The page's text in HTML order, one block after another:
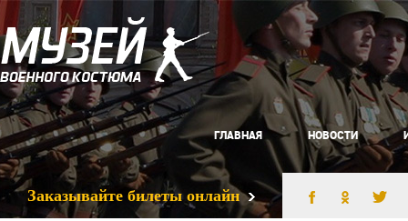
ГЛАВНАЯ НОВОСТИ
Заказывайте билеты онлайн